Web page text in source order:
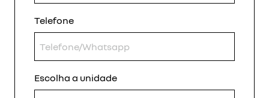
Telefone
Escolha a unidade